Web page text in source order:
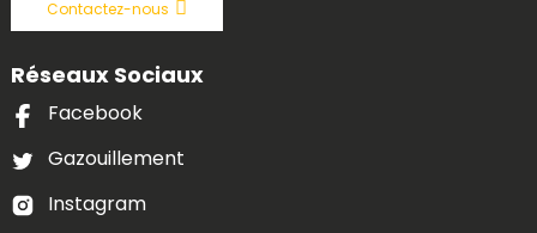
Contactez-nous
Réseaux Sociaux
Facebook
Gazouillement
Instagram